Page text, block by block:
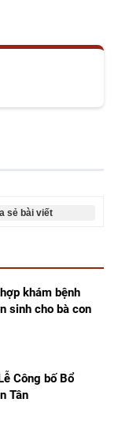
sẻ bài viết
khám bệnh
sinh cho bà con
Công bố Bổ
Tân